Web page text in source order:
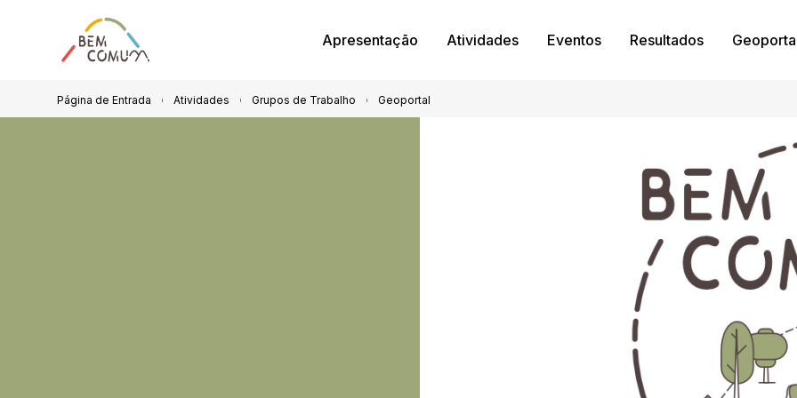
Apresentação Atividades Eventos Resultados
Página de Entrada Atividades Grupos de Trabalho Geoportal